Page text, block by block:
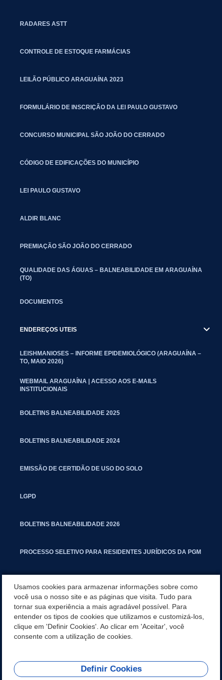
RADARES ASTT
CONTROLE DE ESTOQUE FARMÁCIAS
LEILÃO PÚBLICO ARAGUAÍNA 2023
FORMULÁRIO DE INSCRIÇÃO DA LEI PAULO GUSTAVO
CONCURSO MUNICIPAL SÃO JOÃO DO CERRADO
CÓDIGO DE EDIFICAÇÕES DO MUNICÍPIO
LEI PAULO GUSTAVO
ALDIR BLANC
PREMIAÇÃO SÃO JOÃO DO CERRADO
QUALIDADE DAS ÁGUAS – BALNEABILIDADE EM ARAGUAÍNA
(TO)
DOCUMENTOS
ENDEREÇOS UTEIS
LEISHMANIOSES – INFORME EPIDEMIOLÓGICO (ARAGUAÍNA –
TO, MAIO 2026)
WEBMAIL ARAGUAÍNA | ACESSO AOS E-MAILS
INSTITUCIONAIS
BOLETINS BALNEABILIDADE 2025
BOLETINS BALNEABILIDADE 2024
EMISSÃO DE CERTIDÃO DE USO DO SOLO
LGPD
BOLETINS BALNEABILIDADE 2026
PROCESSO SELETIVO PARA RESIDENTES JURÍDICOS DA PGM
MANUAL DE PROCEDIMENTOS IMOBILIÁRIOS SEINFRA
TURMINHA DO LAGO
REDES SOCIAIS
Usamos cookies para armazenar informações sobre como
você usa o nosso site e as páginas que visita. Tudo para
tornar sua experiência a mais agradável possível. Para
entender os tipos de cookies que utilizamos e customizá-los,
clique em 'Definir Cookies'. Ao clicar em 'Aceitar', você
consente com a utilização de cookies.
Definir Cookies